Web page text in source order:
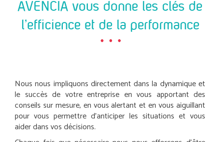
AVENCIA vous donne les clés de
l’efficience et de la performance
Nous nous impliquons directement dans la dynamique et
le succès de votre entreprise en vous apportant des
conseils sur mesure, en vous alertant et en vous aiguillant
pour vous permettre d’anticiper les situations et vous
aider dans vos décisions.